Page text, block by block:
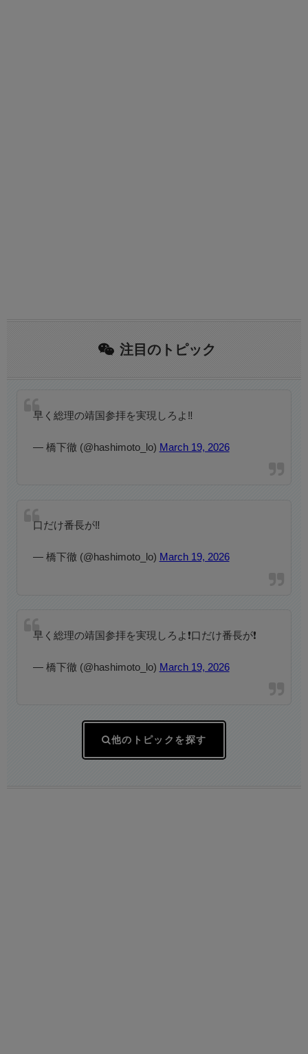
注目のトピック
早く総理の靖国参拝を実現しろよ‼️
— 橋下徹 (@hashimoto_lo) March 19, 2026
口だけ番長が‼️
— 橋下徹 (@hashimoto_lo) March 19, 2026
早く総理の靖国参拝を実現しろよ❗️口だけ番長が❗️
— 橋下徹 (@hashimoto_lo) March 19, 2026
他のトピックを探す